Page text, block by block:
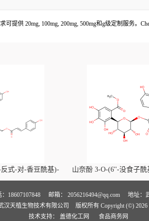
提供 20mg, 100mg, 200mg, 500mg和g级定制服务。
式-对-香豆酰基)-
, Kaempferol-3-O-
beta-D-
CAS号:121651-61-4
山奈酚 3-O-(6''-没食子酰
萄糖苷价格,
beta-D-
号:56317-
：18607107848 邮箱： 2056216494@qq.com
地址：
汉天植生物技术有限公司
版权所有 Copyright (©) 2026
技术支持： 盖德化工网 食品商务网